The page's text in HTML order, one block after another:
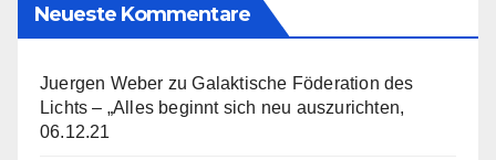
Neueste Kommentare
Juergen Weber zuGalaktische Föderation des
Lichts – „Alles beginnt sich neu auszurichten,
06.12.21